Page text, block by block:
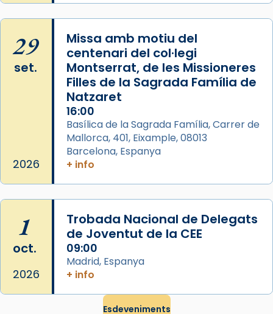
musulmanes fou venerat com a patró dels
Regnes castellans i més tard de tota
Espanya.
El seu sepulcre a Compostela fou un gran
centre de peregrinacions medievals de tot
el món cristià, després de Roma i terra
«A Raïms de Sant Jaume, raïms aigualits;
raïms de setembre te'n llepes els dits»,
segons una dita popular.
29
set.
2026
Missa amb motiu del
centenari del col·legi
Montserrat, de les Missioneres
Filles de la Sagrada Família de
Natzaret
16:00
Basílica de la Sagrada Família, Carrer de
Mallorca, 401, Eixample, 08013
Barcelona, Espanya
+ info
1
oct.
2026
Trobada Nacional de Delegats
de Joventut de la CEE
09:00
Madrid, Espanya
+ info
Esdeveniments